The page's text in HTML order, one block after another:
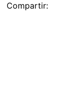
Compartir: